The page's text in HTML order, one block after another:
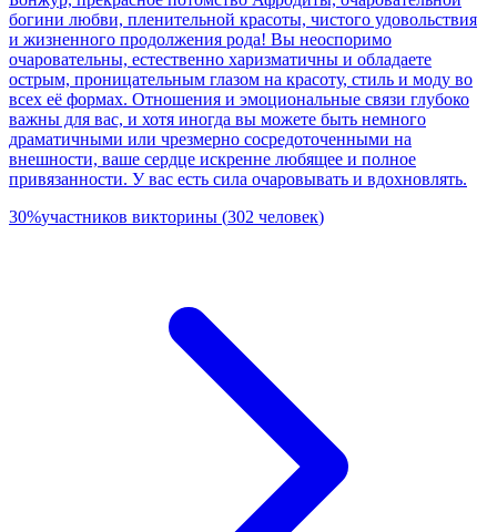
богини любви, пленительной красоты, чистого удовольствия
и жизненного продолжения рода! Вы неоспоримо
очаровательны, естественно харизматичны и обладаете
острым, проницательным глазом на красоту, стиль и моду во
всех её формах. Отношения и эмоциональные связи глубоко
важны для вас, и хотя иногда вы можете быть немного
драматичными или чрезмерно сосредоточенными на
внешности, ваше сердце искренне любящее и полное
привязанности. У вас есть сила очаровывать и вдохновлять.
30%участников викторины (302 человек)